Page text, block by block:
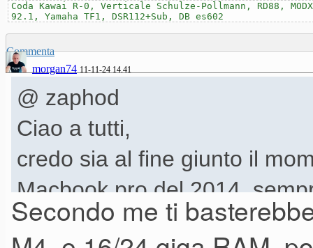
L'alternativa sarebbe tra
- M4 Pro (CPU 14-core,
Archiviazione SSD da
- M4 Max (CPU 14-core,
unificata, Archiviazione SSD
Dato che li acquisterei con
Coda Kawai R-0, Verticale Schulze-Pollmann, RD88,
92.1, Yamaha TF1, DSR112+Sub, DB es602
Commenta
morgan74 11-11-24 14.41
@ zaphod
Ciao a tutti,
credo sia al fine giunto il
Macbook pro del 2014,
assistenza) ma con qualche
Secondo me ti